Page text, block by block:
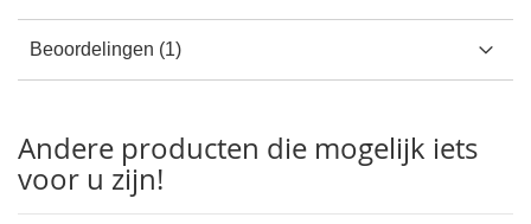
Beoordelingen 1
Andere producten die mogelijk iets
voor u zijn!